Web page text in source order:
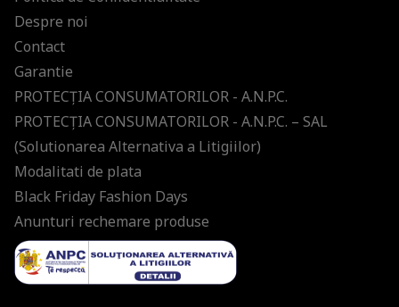
Despre noi
Contact
Garantie
PROTECŢIA CONSUMATORILOR - A.N.P.C.
PROTECŢIA CONSUMATORILOR - A.N.P.C. – SAL
(Solutionarea Alternativa a Litigiilor)
Modalitati de plata
Black Friday Fashion Days
Anunturi rechemare produse